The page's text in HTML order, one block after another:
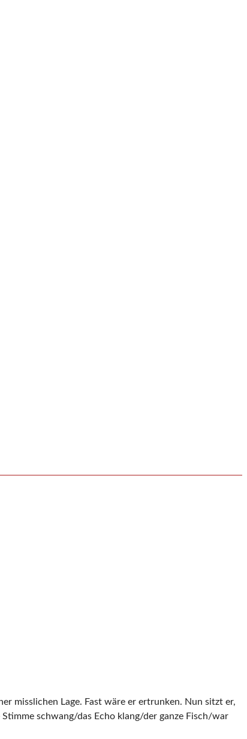
misslichen Lage. Fast wäre er ertrunken. Nun sitzt er,
schwang/das Echo klang/der ganze Fisch/war